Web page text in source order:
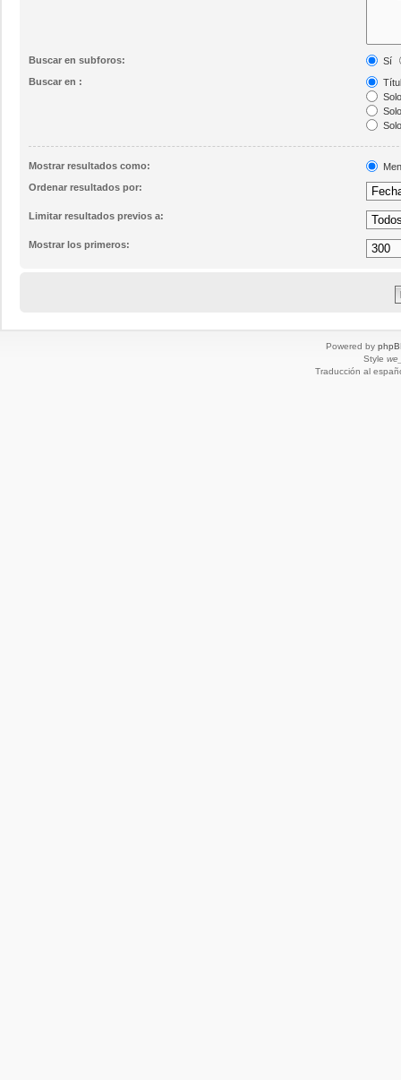
Buscar en subforos:
Sí
Buscar en :
Mostrar resultados como:
Ordenar resultados por:
Limitar resultados previos a:
Mostrar los primeros:
Powered by
Style
Traducción al